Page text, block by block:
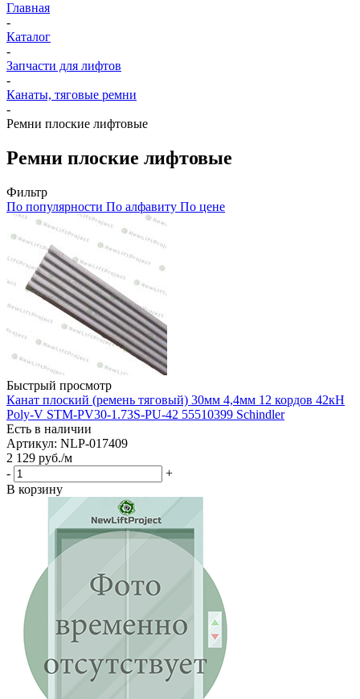
Главная
-
Каталог
-
Запчасти для лифтов
-
Канаты, тяговые ремни
-
Ремни плоские лифтовые
Ремни плоские лифтовые
Фильтр
По популярности По алфавиту По цене
Быстрый просмотр
Канат плоский (ремень тяговый) 30мм 4,4мм 12 кордов 42кН
Poly-V STM-PV30-1.73S-PU-42 55510399 Schindler
Есть в наличии
Артикул: NLP-017409
2 129 руб./м
-
+
В корзину